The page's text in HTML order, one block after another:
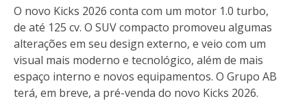
O novo Kicks 2026 conta com um motor 1.0 turbo,
de até 125 cv. O SUV compacto promoveu algumas
alterações em seu design externo, e veio com um
visual mais moderno e tecnológico, além de mais
espaço interno e novos equipamentos. O Grupo AB
terá, em breve, a pré-venda do novo Kicks 2026.